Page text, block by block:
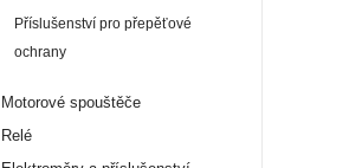
Příslušenství pro přepěťové
ochrany
Motorové spouštěče
Relé